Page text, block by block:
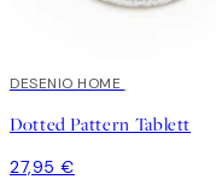
DESENIO HOME
Dotted Pattern Tablett
27,95 €